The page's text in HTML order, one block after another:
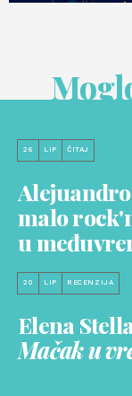
26 LIP ČITAJ
malo
u
20 LIP RECENZIJA
Elena
Mačak u